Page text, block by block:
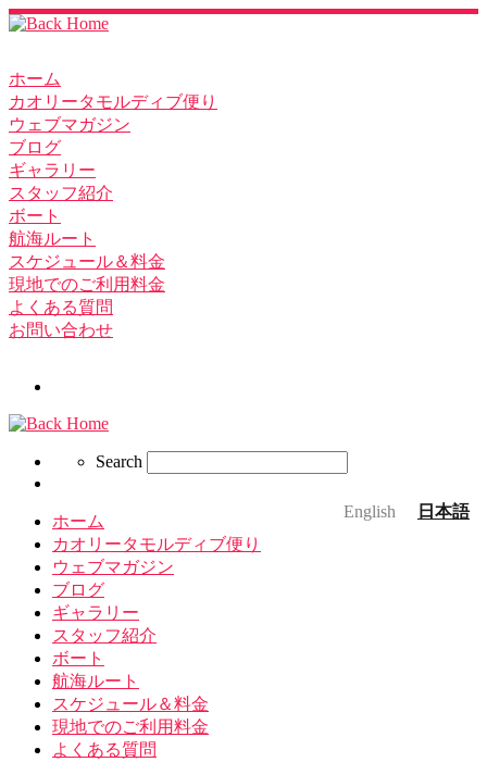
ホーム
カオリータモルディブ便り
ウェブマガジン
ブログ
ギャラリー
スタッフ紹介
ボート
航海ルート
スケジュール＆料金
現地でのご利用料金
よくある質問
お問い合わせ
English 日本語
SearchSearch
ホーム
カオリータモルディブ便り
ウェブマガジン
ブログ
ギャラリー
スタッフ紹介
ボート
航海ルート
スケジュール＆料金
現地でのご利用料金
よくある質問